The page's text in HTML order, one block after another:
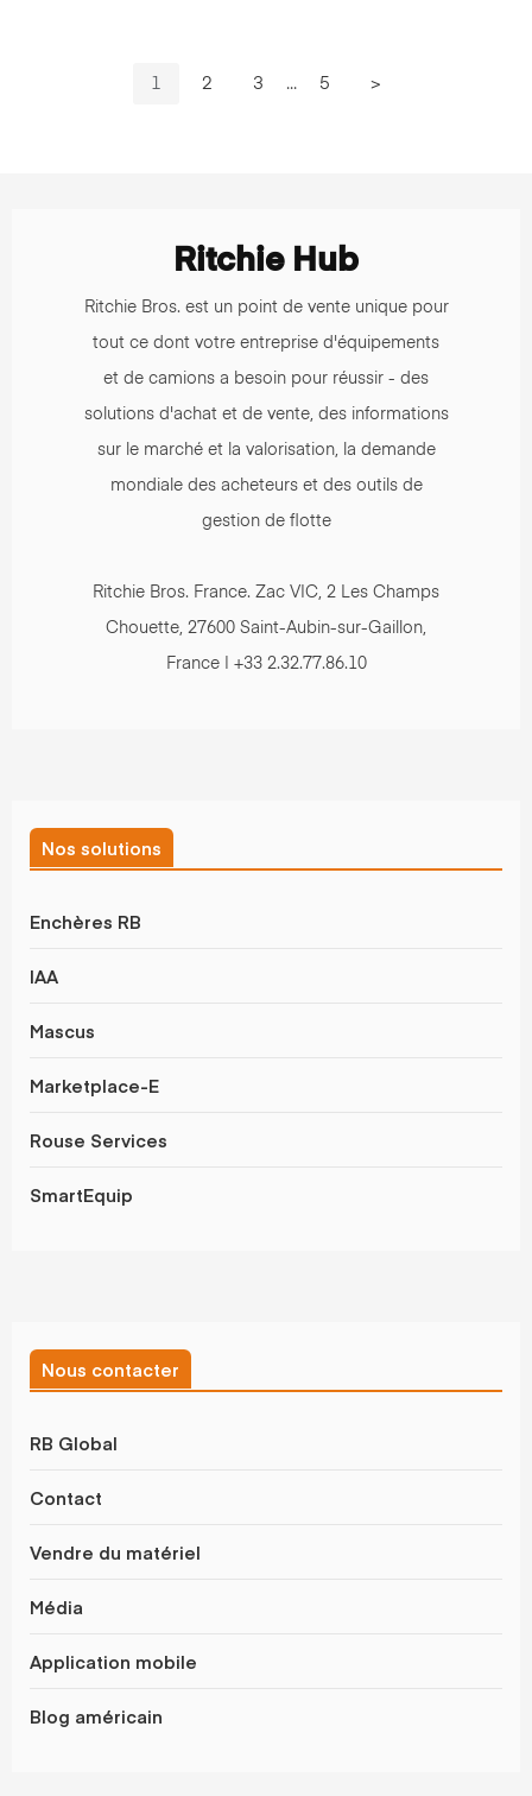
1 2 3 ... 5 >
Ritchie Hub
Ritchie Bros. est un point de vente unique pour
tout ce dont votre entreprise d'équipements
et de camions a besoin pour réussir - des
solutions d'achat et de vente, des informations
sur le marché et la valorisation, la demande
mondiale des acheteurs et des outils de
gestion de flotte
Ritchie Bros. France. Zac VIC, 2 Les Champs
Chouette, 27600 Saint-Aubin-sur-Gaillon,
France | +33 2.32.77.86.10
Nos solutions
Enchères RB
IAA
Mascus
Marketplace-E
Rouse Services
SmartEquip
Nous contacter
RB Global
Contact
Vendre du matériel
Média
Application mobile
Blog américain